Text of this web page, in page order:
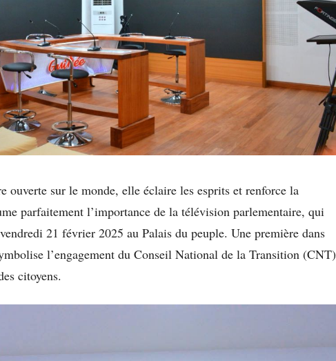
ouverte sur le monde, elle éclaire les esprits et renforce la
parfaitement l’importance de la télévision parlementaire, qui
21 février 2025 au Palais du peuple. Une première dans
l’engagement du Conseil National de la Transition (CNT)
citoyens.